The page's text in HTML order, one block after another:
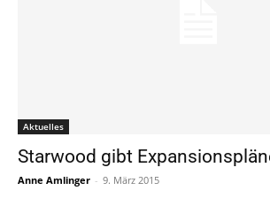
Aktuelles
Starwood gibt
Anne Amlinger - 9. März 2015